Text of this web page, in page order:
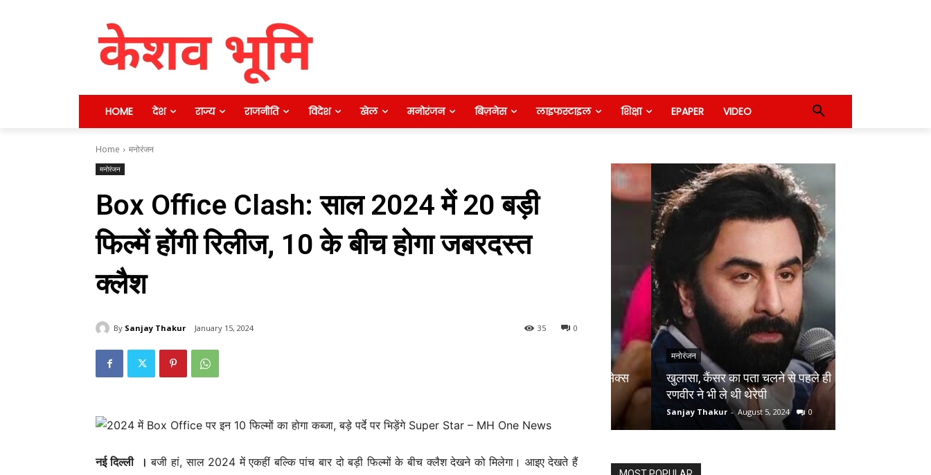
HOME देश राज्य राजनीति विदेश खेल मनोरंजन बिज़नेस लाइफस्टाइल शिक्षा EPAPER VIDEO
Home मनोरंजन
मनोरंजन
Box Office Clash: साल 2024 में 20 बड़ी
फिल्में होंगी रिलीज, 10 के बीच होगा जबरदस्त
क्लैश
By Sanjay Thakur January 15, 2024 0
35
नई दिल्‍ली । बजी हां, साल 2024 में एकहीं बल्कि पांच बार दो बड़ी फिल्मों के बीच क्लैश देखने को मिलेगा। आइए देखते हैं
खुलासा, कैंसर का पता चलने से पहले ही
रणवीर ने भी ले थी थेरेपी
Sanjay Thakur - August 5, 2024 0